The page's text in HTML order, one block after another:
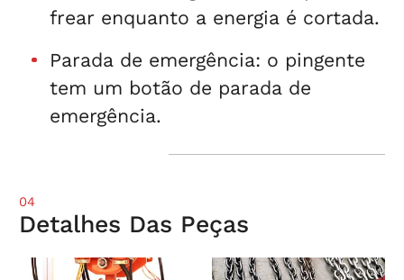
frear enquanto a energia é cortada.
Parada de emergência: o pingente
tem um botão de parada de
emergência.
04
Detalhes Das Peças